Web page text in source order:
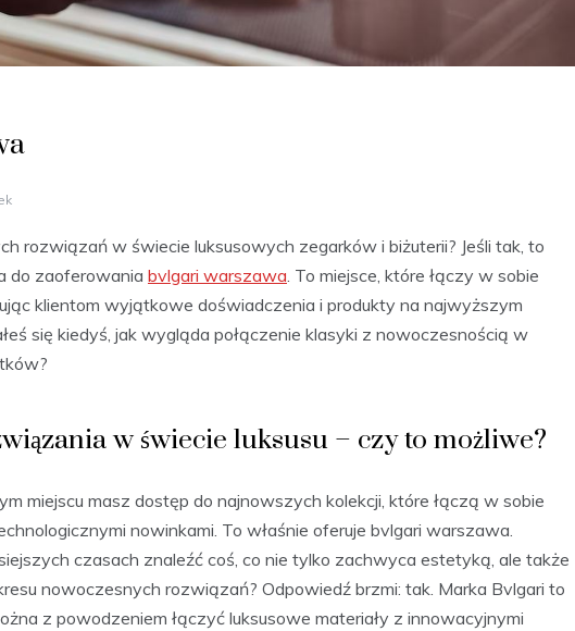
rozwiązań w świecie luksusowych zegarków i biżuterii? Jeśli tak, to
do zaoferowania bvlgari warszawa. To miejsce, które łączy w sobie
klientom wyjątkowe doświadczenia i produkty na najwyższym
się kiedyś, jak wygląda połączenie klasyki z nowoczesnością w
w świecie luksusu – czy to możliwe?
miejscu masz dostęp do najnowszych kolekcji, które łączą w sobie
nowinkami. To właśnie oferuje bvlgari warszawa.
czasach znaleźć coś, co nie tylko zachwyca estetyką, ale także
nowoczesnych rozwiązań? Odpowiedź brzmi: tak. Marka Bvlgari to
z powodzeniem łączyć luksusowe materiały z innowacyjnymi